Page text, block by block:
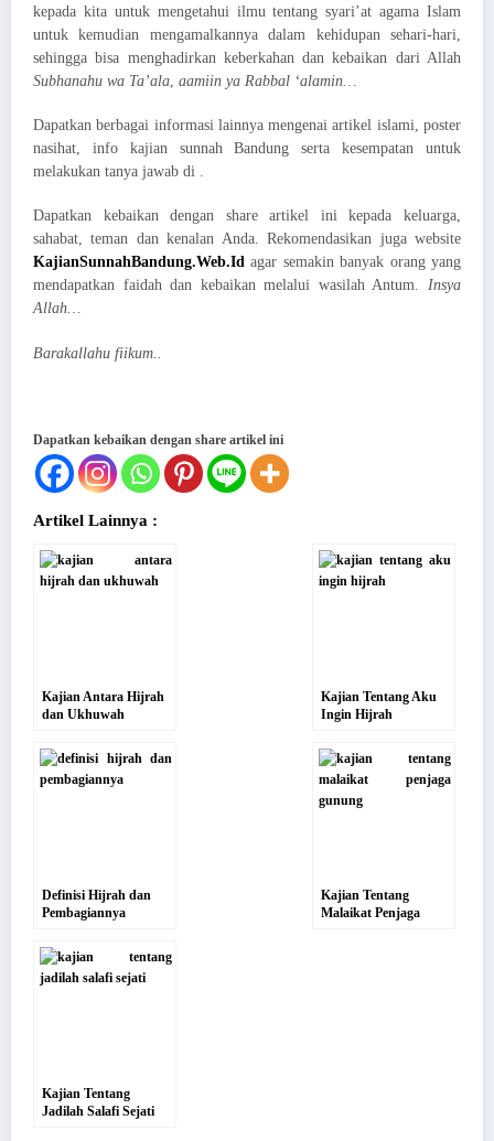
kepada kita untuk mengetahui ilmu tentang syari’at agama Islam
untuk kemudian mengamalkannya dalam kehidupan sehari-hari,
sehingga bisa menghadirkan keberkahan dan kebaikan dari Allah
Subhanahu wa Ta’ala, aamiin ya Rabbal ‘alamin…
Dapatkan berbagai informasi lainnya mengenai artikel islami, poster
nasihat, info kajian sunnah Bandung serta kesempatan untuk
melakukan tanya jawab di .
Dapatkan kebaikan dengan share artikel ini kepada keluarga,
sahabat, teman dan kenalan Anda. Rekomendasikan juga website
KajianSunnahBandung.Web.Id agar semakin banyak orang yang
mendapatkan faidah dan kebaikan melalui wasilah Antum. Insya
Allah…
Barakallahu fiikum..
Dapatkan kebaikan dengan share artikel ini
Artikel Lainnya :
Kajian Antara Hijrah
dan Ukhuwah
Kajian Tentang Aku
Ingin Hijrah
Definisi Hijrah dan
Pembagiannya
Kajian Tentang
Malaikat Penjaga
Kajian Tentang
Jadilah Salafi Sejati